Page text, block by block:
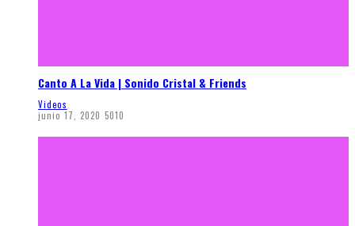
Canto A La Vida | Sonido Cristal & Friends
Videos
junio 17, 2020 5010